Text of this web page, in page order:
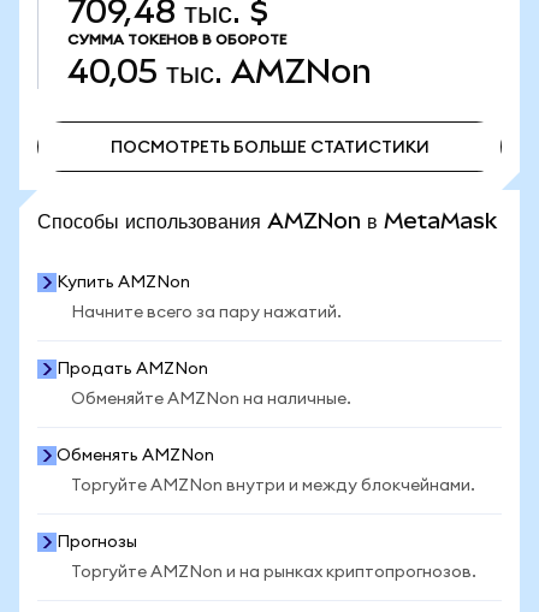
709,48 тыс. $
СУММА ТОКЕНОВ В ОБОРОТЕ
40,05 тыс. AMZNon
ПОСМОТРЕТЬ БОЛЬШЕ СТАТИСТИКИ
Способы использования AMZNon в MetaMask
Купить AMZNon
Начните всего за пару нажатий.
Продать AMZNon
Обменяйте AMZNon на наличные.
Обменять AMZNon
Торгуйте AMZNon внутри и между блокчейнами.
Прогнозы
Торгуйте AMZNon и на рынках криптопрогнозов.